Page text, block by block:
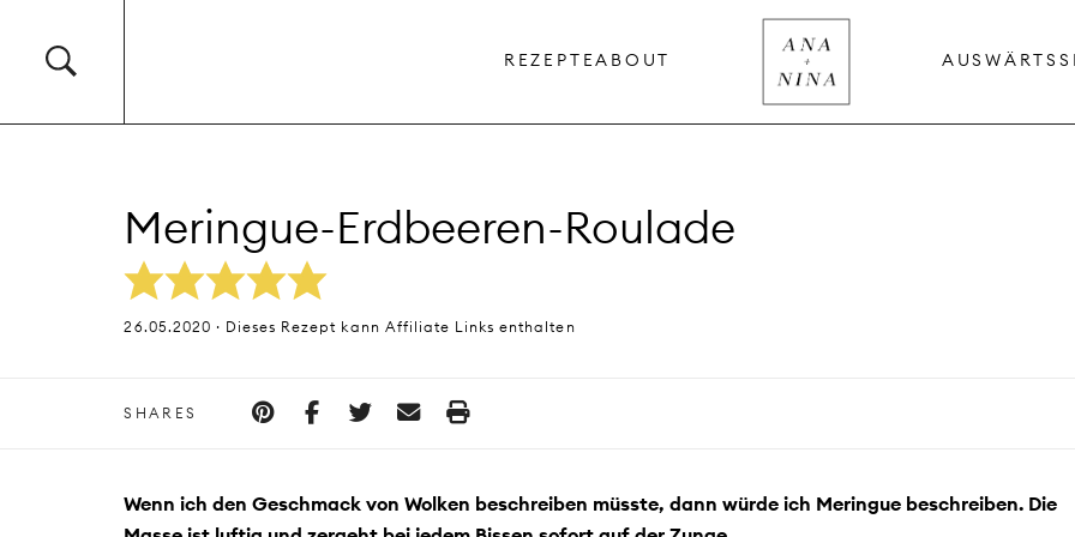
REZEPTEABOUT AUSWÄRTS
Meringue-Erdbeeren-Roulade
26.05.2020 · Dieses Rezept kann Affiliate Links enthalten
SHARES
Wenn ich den Geschmack von Wolken beschreiben müsste, dann würde ich Meringue beschreiben. Die